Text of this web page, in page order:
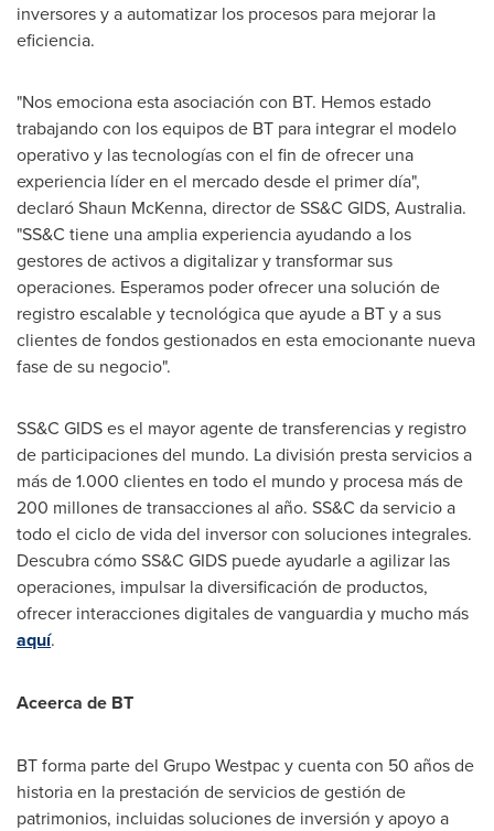
inversores y a automatizar los procesos para mejorar la
eficiencia.
"Nos emociona esta asociación con BT. Hemos estado
trabajando con los equipos de BT para integrar el modelo
operativo y las tecnologías con el fin de ofrecer una
experiencia líder en el mercado desde el primer día",
declaróShaun McKenna, director de SS&C GIDS, Australia.
"SS&C tiene una amplia experiencia ayudando a los
gestores de activos a digitalizar y transformar sus
operaciones. Esperamos poder ofrecer una solución de
registro escalable y tecnológica que ayude a BT y a sus
clientes de fondos gestionados en esta emocionante nueva
fase de su negocio".
SS&C GIDS es el mayor agente de transferencias y registro
de participaciones del mundo. La división presta servicios a
más de 1.000 clientes en todo el mundo y procesa más de
200 millones de transacciones al año. SS&C da servicio a
todo el ciclo de vida del inversor con soluciones integrales.
Descubra cómo SS&C GIDS puede ayudarle a agilizar las
operaciones, impulsar la diversificación de productos,
ofrecer interacciones digitales de vanguardia y mucho más
aquí.
Aceerca de BT
BT forma parte del Grupo Westpac y cuenta con 50 años de
historia en la prestación de servicios de gestión de
patrimonios, incluidas soluciones de inversión y apoyo a